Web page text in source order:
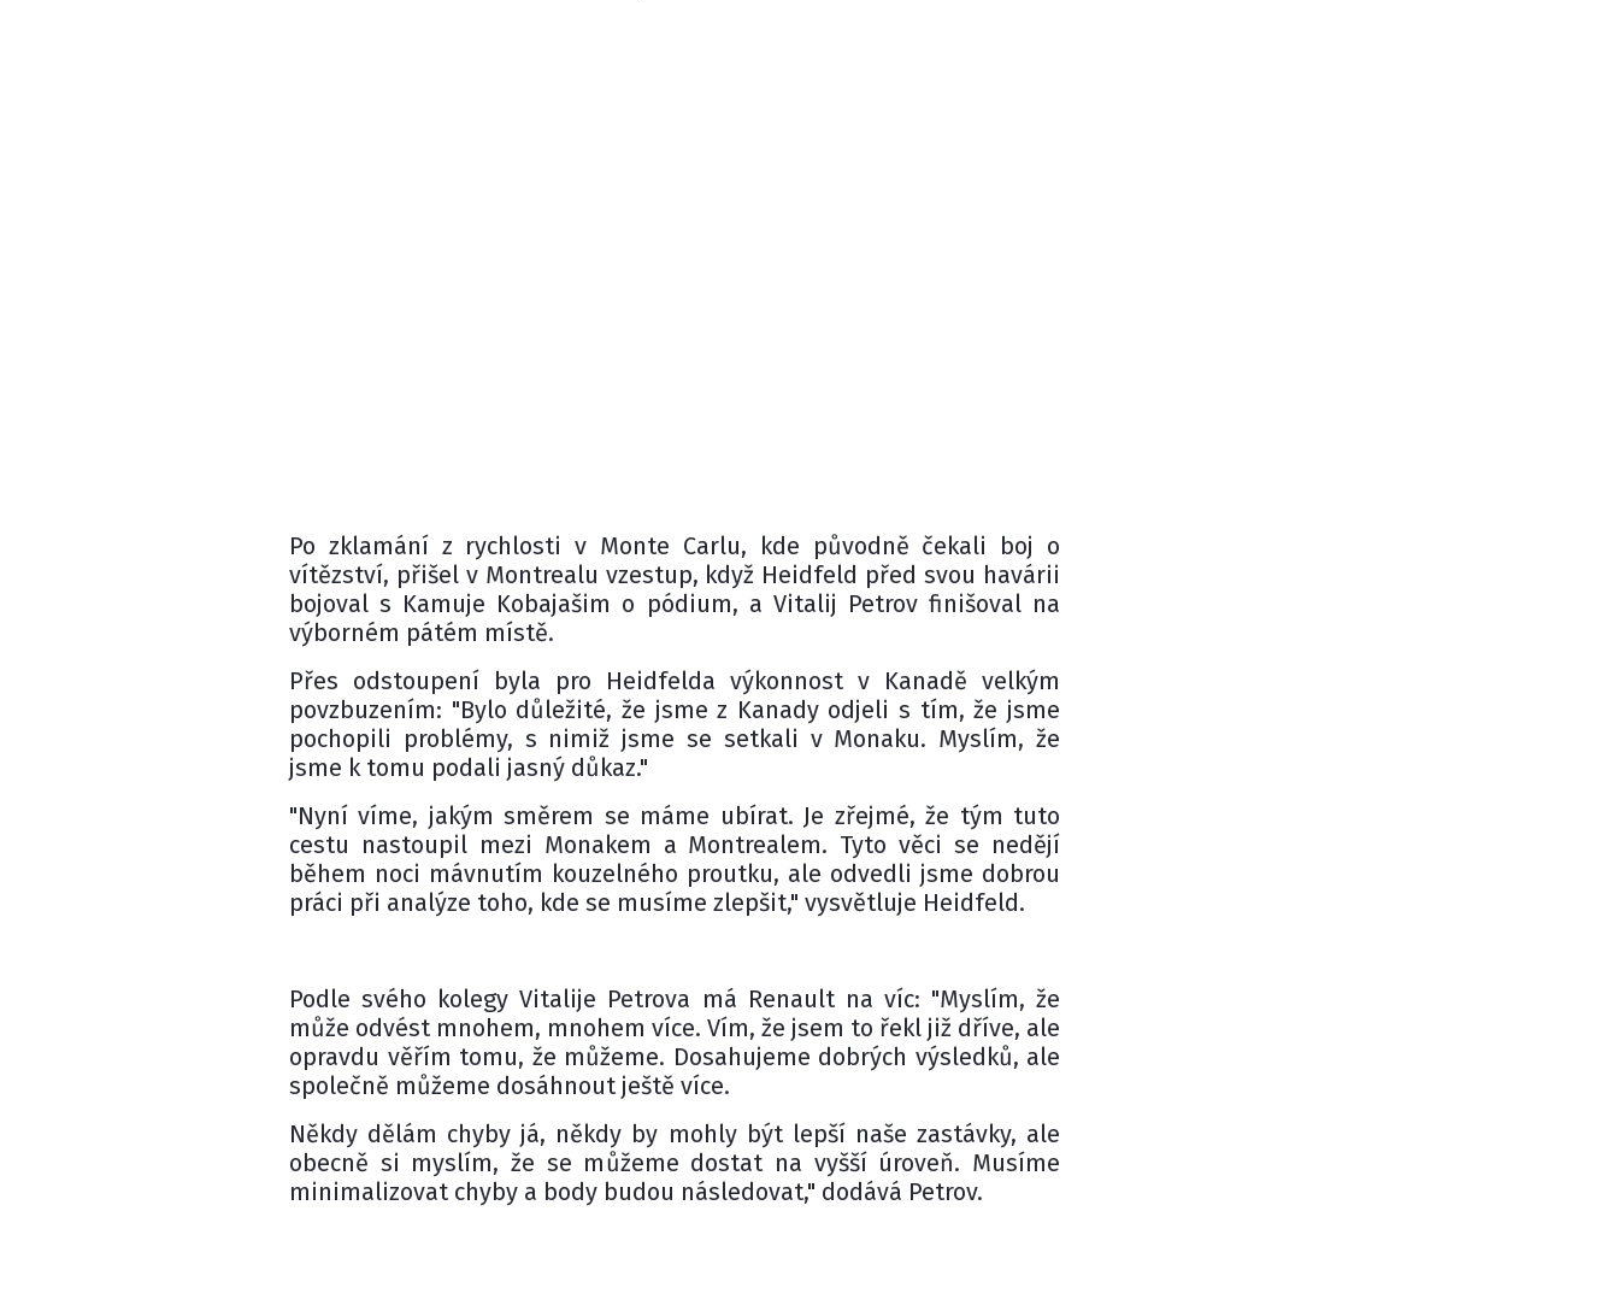
Po zklamání z rychlosti v Monte Carlu, kde původně čekali boj o
vítězství, přišel v Montrealu vzestup, když Heidfeld před svou havárii
bojoval s Kamuje Kobajašim o pódium, a Vitalij Petrov finišoval na
výborném pátém místě.
Přes odstoupení byla pro Heidfelda výkonnost v Kanadě velkým
povzbuzením: "Bylo důležité, že jsme z Kanady odjeli s tím, že jsme
pochopili problémy, s nimiž jsme se setkali v Monaku. Myslím, že
jsme k tomu podali jasný důkaz."
"Nyní víme, jakým směrem se máme ubírat. Je zřejmé, že tým tuto
cestu nastoupil mezi Monakem a Montrealem. Tyto věci se nedějí
během noci mávnutím kouzelného proutku, ale odvedli jsme dobrou
práci při analýze toho, kde se musíme zlepšit," vysvětluje Heidfeld.
Podle svého kolegy Vitalije Petrova má Renault na víc: "Myslím, že
může odvést mnohem, mnohem více. Vím, že jsem to řekl již dříve, ale
opravdu věřím tomu, že můžeme. Dosahujeme dobrých výsledků, ale
společně můžeme dosáhnout ještě více.
Někdy dělám chyby já, někdy by mohly být lepší naše zastávky, ale
obecně si myslím, že se můžeme dostat na vyšší úroveň. Musíme
minimalizovat chyby a body budou následovat," dodává Petrov.